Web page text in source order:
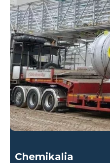
Chemikalia